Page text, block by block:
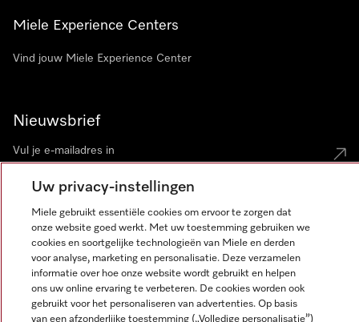
Miele Experience Centers
Vind jouw Miele Experience Center
Nieuwsbrief
Miele op Instagram
Miele op Facebook
Miele op Youtube
Uw privacy-instellingen
Miele gebruikt essentiële cookies om ervoor te zorgen dat
onze website goed werkt. Met uw toestemming gebruiken we
cookies en soortgelijke technologieën van Miele en derden
voor analyse, marketing en personalisatie. Deze verzamelen
informatie over hoe onze website wordt gebruikt en helpen
ons uw online ervaring te verbeteren. De cookies worden ook
gebruikt voor het personaliseren van advertenties. Op basis
van een afzonderlijke toestemming („Volledige personalisatie”)